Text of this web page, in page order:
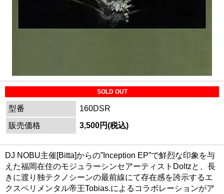
SOLD OUT
型番
160DSR
販売価格
3,500円(税込)
DJ NOBU主催[Bitta]からの”Inception EP”で鮮烈な印象を与
えた福岡在住のモジュラーシンセアーティストDoltzと、長
きに渡り独テクノシーンの最前線にて存在感を誇示するエ
クスペリメンタル帝王Tobias.によるコラボレーションがア